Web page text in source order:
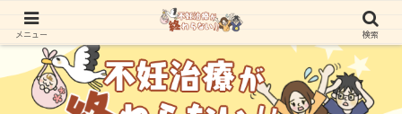
メニュー 検索